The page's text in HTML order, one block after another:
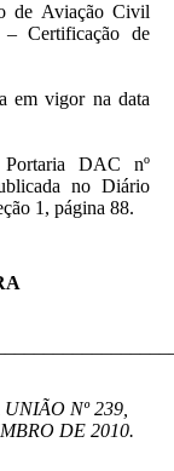
de Aviação Civil
Certificação de
em vigor na data
DAC nº
no Diário
1, página 88.
Nº 239,
DE 2010.